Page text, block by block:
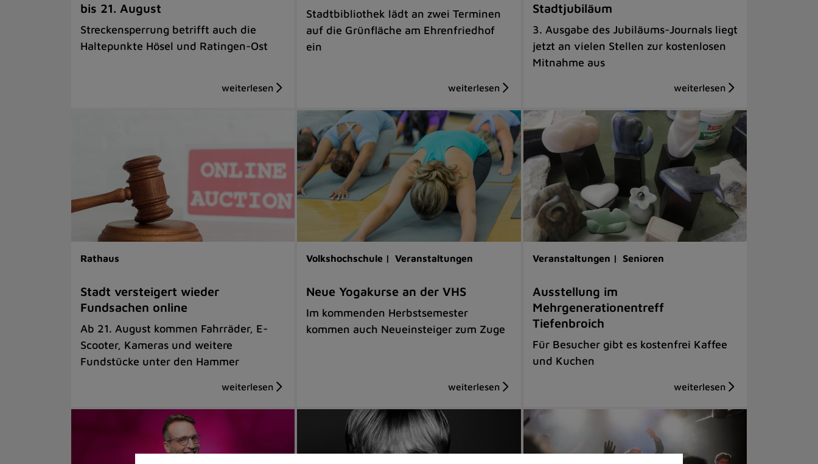
bis 21. August
Streckensperrung betrifft auch die
Haltepunkte Hösel und Ratingen-Ost
Stadtbibliothek lädt an zwei Terminen
auf die Grünfläche am Ehrenfriedhof
ein
Stadtjubiläum
3. Ausgabe des Jubiläums-Journals liegt
jetzt an vielen Stellen zur kostenlosen
Mitnahme aus
Rathaus
Stadt versteigert wieder
Fundsachen online
Ab 21. August kommen Fahrräder, E-
Scooter, Kameras und weitere
Fundstücke unter den Hammer
Volkshochschule | Veranstaltungen
Neue Yogakurse an der VHS
Im kommenden Herbstsemester
kommen auch Neueinsteiger zum Zuge
Veranstaltungen | Senioren
Ausstellung im
Mehrgenerationentreff
Tiefenbroich
Für Besucher gibt es kostenfrei Kaffee
und Kuchen